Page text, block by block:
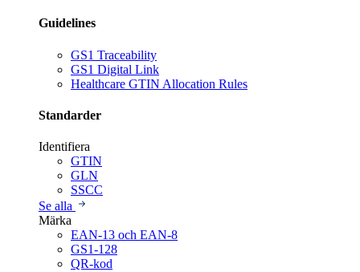
Guidelines
GS1 Traceability
GS1 Digital Link
Healthcare GTIN Allocation Rules
Standarder
Identifiera
GTIN
GLN
SSCC
Se alla
Märka
EAN-13 och EAN-8
GS1-128
QR-kod